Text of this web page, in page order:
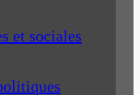
et sociales